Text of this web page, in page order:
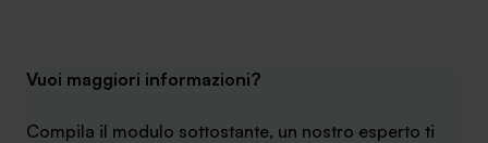
Vuoi maggiori informazioni?
Compila il modulo sottostante, un nostro esperto ti